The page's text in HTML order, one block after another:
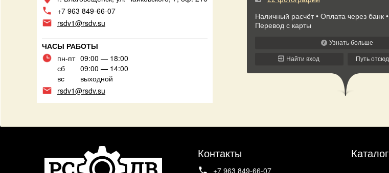
+7 963 849-66-07
rsdv1@rsdv.su
ЧАСЫ РАБОТЫ
пн-пт 09:00 — 18:00
сб
09:00 — 14:00
вс
выходной
rsdv1@rsdv.su
Контакты
+7 963 849-66-07
Каталог